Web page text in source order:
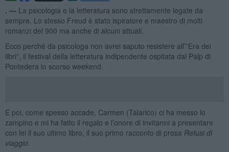
. — La psicologia e la letteratura sono strettamente legate da
sempre. Lo stesso Freud è stato ispiratore e maestro di molti
romanzi del 900 ma anche di alcuni attuali.
Ecco perché da psicologa non avrei saputo resistere all’”Era dei
libri”, il festival della letteratura indipendente ospitata dal Palp di
Pontedera lo scorso weekend.
E poi, come spesso accade, Carmen (Talarico) ci ha messo lo
zampino e mi ha fatto il regalo e l’onore di invitarmi a presentare
con lei il suo ultimo libro, il suo primo racconto di prosa Refusi di
viaggio